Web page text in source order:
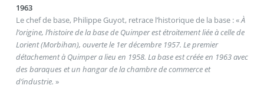
1963
Le chef de base, Philippe Guyot, retrace l’historique de la base : «À
l’origine, l’histoire de la base de Quimper est étroitement liée à celle de
Lorient (Morbihan), ouverte le 1er décembre 1957. Le premier
détachement à Quimper a lieu en 1958. La base est créée en 1963 avec
des baraques et un hangar de la chambre de commerce et
d’industrie. »